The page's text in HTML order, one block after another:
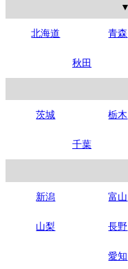
北海道 青森
秋田
茨城 栃木
千葉
新潟 富山
山梨 長野
愛知